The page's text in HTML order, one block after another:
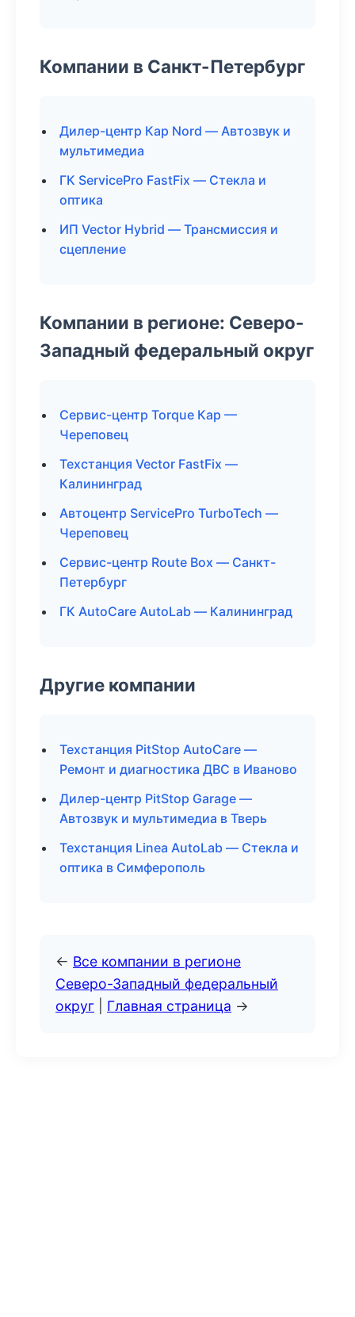
Компании в Санкт-Петербург
Дилер-центр Кар Nord — Автозвук и
мультимедиа
ГК ServicePro FastFix — Стекла и
оптика
ИП Vector Hybrid — Трансмиссия и
сцепление
Компании в регионе: Северо-
Западный федеральный округ
Сервис-центр Torque Кар —
Череповец
Техстанция Vector FastFix —
Калининград
Автоцентр ServicePro TurboTech —
Череповец
Сервис-центр Route Box — Санкт-
Петербург
ГК AutoCare AutoLab — Калининград
Другие компании
Техстанция PitStop AutoCare —
Ремонт и диагностика ДВС в Иваново
Дилер-центр PitStop Garage —
Автозвук и мультимедиа в Тверь
Техстанция Linea AutoLab — Стекла и
оптика в Симферополь
← Все компании в регионе
Северо-Западный федеральный
округ
Главная страница →